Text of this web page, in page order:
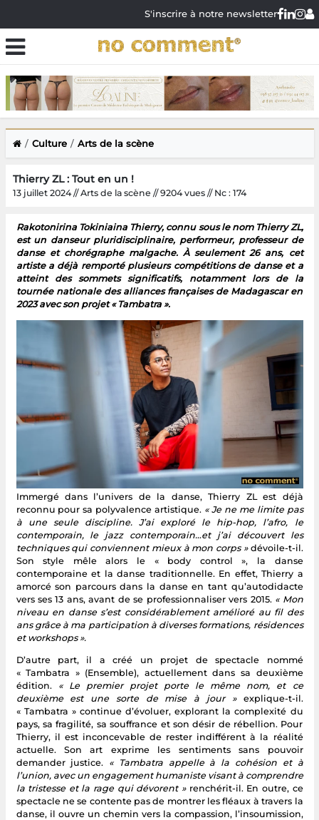
S'inscrire à notre newsletter
Culture Arts de la scène
Thierry ZL : Tout en un !
13 juillet 2024 // Arts de la scène // 9204 vues // Nc : 174
Rakotonirina Tokiniaina Thierry, connu sous le nom Thierry ZL,
est un danseur pluridisciplinaire, performeur, professeur de
danse et chorégraphe malgache. À seulement 26 ans, cet
artiste a déjà remporté plusieurs compétitions de danse et a
atteint des sommets significatifs, notamment lors de la
tournée nationale des alliances françaises de Madagascar en
2023 avec son projet « Tambatra ».
Immergé dans l’univers de la danse, Thierry ZL est déjà
reconnu pour sa polyvalence artistique. « Je ne me limite pas
à une seule discipline. J’ai exploré le hip-hop, l’afro, le
contemporain, le jazz contemporain…et j’ai découvert les
techniques qui conviennent mieux à mon corps »dévoile-t-il.
Son style mêle alors le « body control », la danse
contemporaine et la danse traditionnelle. En effet, Thierry a
amorcé son parcours dans la danse en tant qu’autodidacte
vers ses 13 ans, avant de se professionnaliser vers 2015. « Mon
niveau en danse s’est considérablement amélioré au fil des
ans grâce à ma participation à diverses formations, résidences
et workshops ».
D’autre part, il a créé un projet de spectacle nommé
« Tambatra » (Ensemble), actuellement dans sa deuxième
édition. « Le premier projet porte le même nom, et ce
deuxième est une sorte de mise à jour »explique-t-il.
« Tambatra » continue d’évoluer, explorant la complexité du
pays, sa fragilité, sa souffrance et son désir de rébellion. Pour
Thierry, il est inconcevable de rester indifférent à la réalité
actuelle. Son art exprime les sentiments sans pouvoir
demander justice. « Tambatra appelle à la cohésion et à
l’union, avec un engagement humaniste visant à comprendre
la tristesse et la rage qui dévorent » renchérit-il. En outre, ce
spectacle ne se contente pas de montrer les fléaux à travers la
danse, il ouvre un chemin vers la compassion, l’insoumission,